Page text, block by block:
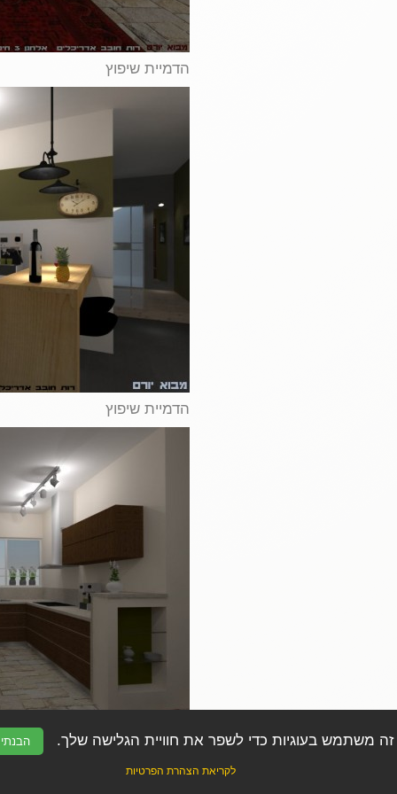
משתמש בעוגיות כדי לשפר את חוויית הגלישה שלך. הבנתי
לקריאת הצהרת הפרטיות
הדמיית שיפוץ
הדמיית שיפוץ
הדמיית שיפוץ